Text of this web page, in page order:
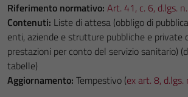
Riferimento normativo: Art. 41, c. 6, d.lgs.
Contenuti: Liste di attesa (obbligo di
enti, aziende e strutture pubbliche e private
prestazioni per conto del servizio sanitario)
tabelle)
Aggiornamento: Tempestivo (ex art. 8,